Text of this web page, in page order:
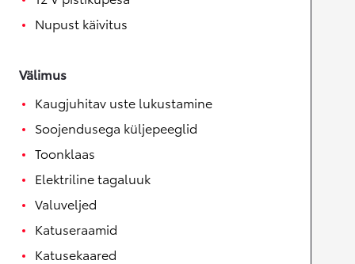
Nupust käivitus
Välimus
Kaugjuhitav uste lukustamine
Soojendusega küljepeeglid
Toonklaas
Elektriline tagaluuk
Valuveljed
Katuseraamid
Katusekaared